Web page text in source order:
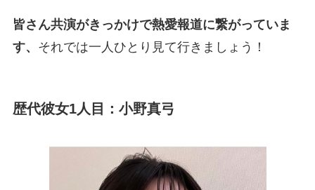
皆さん共演がきっかけで熱愛報道に繋がっていま
す、 それでは一人ひとり見て行きましょう！
歴代彼女1人目：小野真弓